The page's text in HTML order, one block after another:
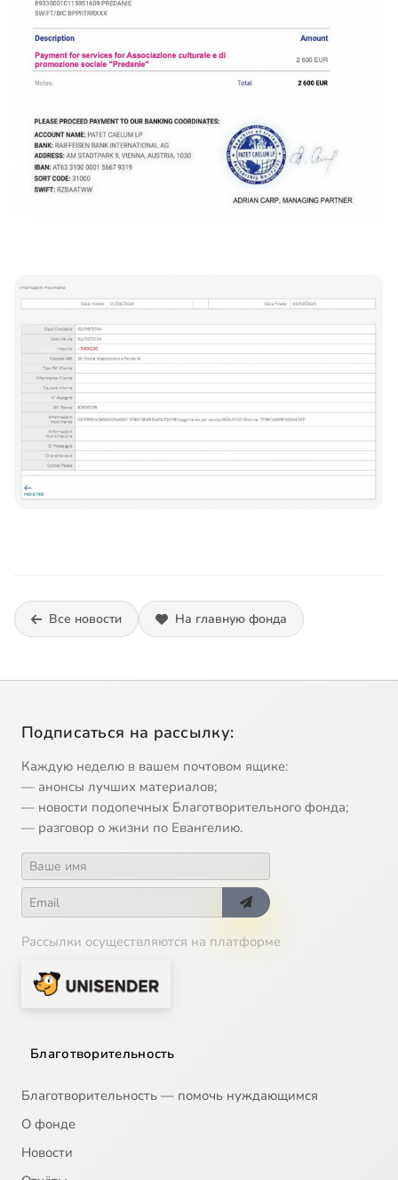
Все новости На главную фонда
Подписаться на рассылку:
Каждую неделю в вашем почтовом ящике:
— анонсы лучших материалов;
— новости подопечных Благотворительного фонда;
— разговор о жизни по Евангелию.
Рассылки осуществляются на платформе
Благотворительность
Благотворительность — помочь нуждающимся
О фонде
Новости